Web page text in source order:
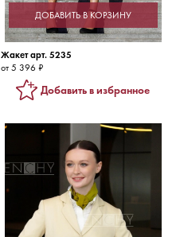
ДОБАВИТЬ В КОРЗИНУ
Жакет арт. 5235
от 5 396 ₽
Добавить в избранное